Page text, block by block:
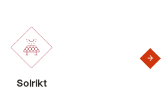
Solrikt
›